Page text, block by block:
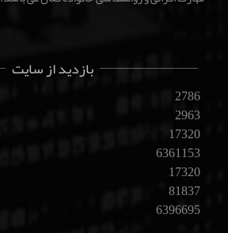
بازدید از سایت
2786
2963
17320
6361153
17320
81837
6396695